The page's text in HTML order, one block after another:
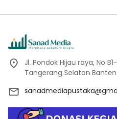
Jl. Pondok Hijau raya, No
Tangerang Selatan Banten